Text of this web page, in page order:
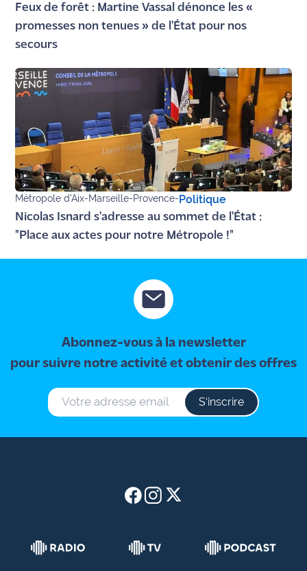
Feux de forêt : Martine Vassal dénonce les «
promesses non tenues » de l'État pour nos
secours
Métropole d'Aix-Marseille-Provence-Politique
Nicolas Isnard s'adresse au sommet de l'État :
"Place aux actes pour notre Métropole !"
Abonnez-vous à la newsletter
pour suivre notre activité et obtenir des offres
S‘inscrire